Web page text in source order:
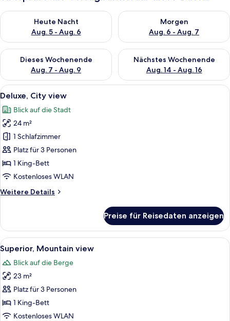
Heute Nacht
Aug. 5 - Aug. 6
Überprüfe die Verfügbarkeit für heute Nacht, Aug. 5 - Aug. 6.
Morgen
Aug. 6 - Aug. 7
Überprüfe die Verfügbarkeit
Dieses Wochenende
Aug. 7 - Aug. 9
Überprüfe die Verfügbarkeit für dieses Wochenende, Aug. 7
Nächstes Wochenende
Aug. 14 - Aug. 16
Überprüfe die Verfügbarkeit
Alle
Fotos
für
Deluxe,
City
view
anzeigen
Ein modernes Hotelzimmer mit
6
Deluxe, City view
Blick auf die Stadt
24 m²
1 Schlafzimmer
Platz für 3 Personen
1 King-Bett
Kostenloses WLAN
Weitere Details
Weitere
City
view
Preise für Reisedaten anzeigen
Alle
Fotos
für
Superior,
Mountain
view
anzeigen
Ein modernes Hotelzimmer mit
5
Superior, Mountain view
Blick auf die Berge
23 m²
Platz für 3 Personen
1 King-Bett
Kostenloses WLAN